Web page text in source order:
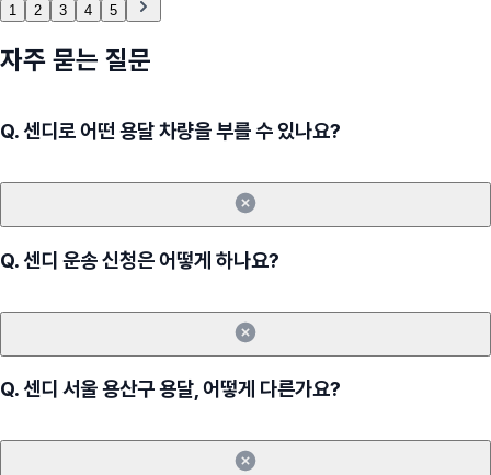
1 2 3 4 5
자주 묻는 질문
Q.센디로 어떤 용달 차량을 부를 수 있나요?
Q.센디 운송 신청은 어떻게 하나요?
Q.센디 서울 용산구 용달, 어떻게 다른가요?